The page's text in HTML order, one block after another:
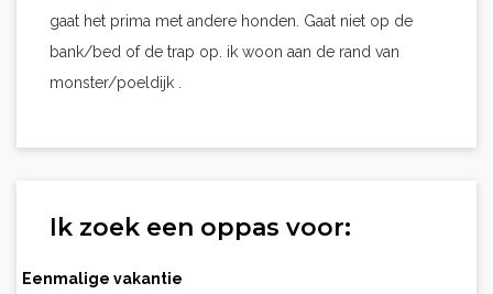
gaat het prima met andere honden. Gaat niet op de
bank/bed of de trap op. ik woon aan de rand van
monster/poeldijk .
Ik zoek een oppas voor:
Eenmalige vakantie